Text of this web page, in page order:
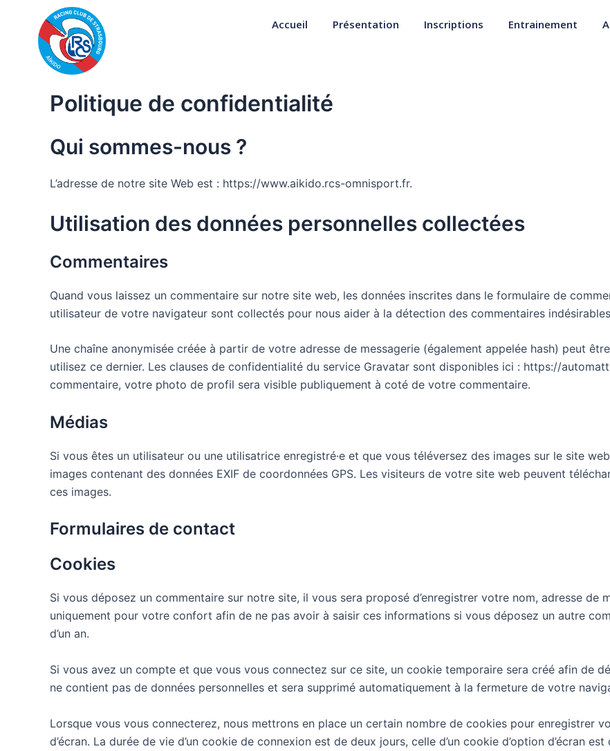
contenu
Accueil Présentation Inscriptions Entrainement
Politique de confidentialité
Qui sommes-nous ?
L’adresse de notre site Web est : https://www.aikido.rcs-omnisport.fr.
Utilisation des données personnelles collectées
Commentaires
Quand vous laissez un commentaire sur notre site web, les données inscrites dans le formulaire de
utilisateur de votre navigateur sont collectés pour nous aider à la détection des commentaires
Une chaîne anonymisée créée à partir de votre adresse de messagerie (également appelée hash) peut
utilisez ce dernier. Les clauses de confidentialité du service Gravatar sont disponibles ici : https://
commentaire, votre photo de profil sera visible publiquement à coté de votre commentaire.
Médias
Si vous êtes un utilisateur ou une utilisatrice enregistré·e et que vous téléversez des images sur le site
images contenant des données EXIF de coordonnées GPS. Les visiteurs de votre site web peuvent
ces images.
Formulaires de contact
Cookies
Si vous déposez un commentaire sur notre site, il vous sera proposé d’enregistrer votre nom, adresse de
uniquement pour votre confort afin de ne pas avoir à saisir ces informations si vous déposez un autre
d’un an.
Si vous avez un compte et que vous vous connectez sur ce site, un cookie temporaire sera créé afin de
ne contient pas de données personnelles et sera supprimé automatiquement à la fermeture de votre
Lorsque vous vous connecterez, nous mettrons en place un certain nombre de cookies pour enregistrer
d’écran. La durée de vie d’un cookie de connexion est de deux jours, celle d’un cookie d’option d’écran